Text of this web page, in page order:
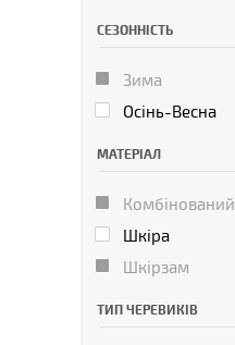
СЕЗОННІСТЬ
Зима
Осінь-Весна
МАТЕРІАЛ
Комбінований
Шкіра
Шкірзам
ТИП ЧЕРЕВИКІВ